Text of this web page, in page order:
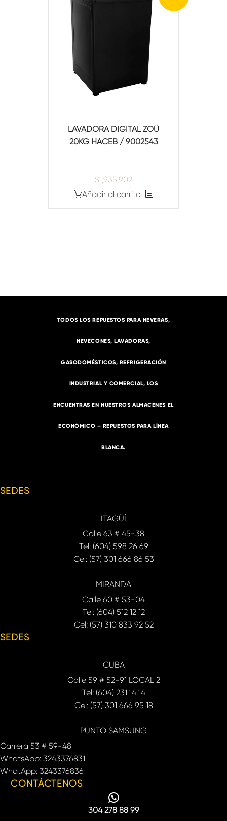
LAVADORA DIGITAL ZOÜ
20KG HACEB / 9002543
$1,935,902
Añadir al carrito
TODOS LOS REPUESTOS PARA NEVERAS,
NEVECONES, LAVADORAS,
GASODOMÉSTICOS, REFRIGERACIÓN
INDUSTRIAL Y COMERCIAL, LOS
ENCUENTRAS EN NUESTROS ALMACENES EL
ECONÓMICO – REPUESTOS PARA LÍNEA
BLANCA.
SEDES
ITAGÜÍ
Calle 63 # 45-38
Tel: (604) 598 26 69
Cel: (57) 301 666 86 53
MIRANDA
Calle 60 # 53-04
Tel: (604) 512 12 12
Cel: (57) 310 833 92 52
SEDES
CUBA
Calle 59 # 52-91 LOCAL 2
Tel: (604) 231 14 14
Cel: (57) 301 666 95 18
PUNTO SAMSUNG
Carrera 53 # 59-48
WhatsApp: 3243376831
WhatApp: 3243376836
CONTÁCTENOS
304 278 88 99